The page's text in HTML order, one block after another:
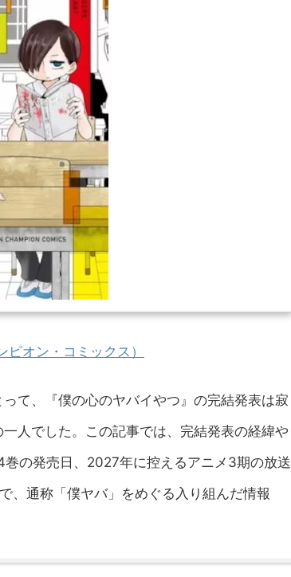
オン・コミックス）
て、『僕の心のヤバイやつ』の完結発表は寂
人でした。この記事では、完結発表の経緯や
の発売日、2027年に控えるアニメ3期の放送
、通称「僕ヤバ」をめぐる入り組んだ情報